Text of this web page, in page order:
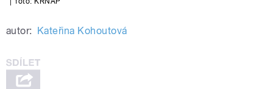
autor: Kateřina Kohoutová